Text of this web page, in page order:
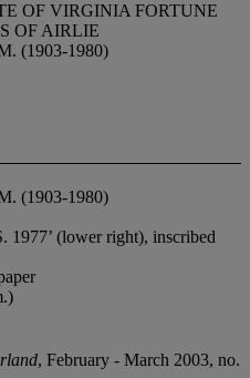
OF VIRGINIA FORTUNE
OF AIRLIE
(1903-1980)
(1903-1980)
1977’ (lower right), inscribed
, February - March 2003, no.